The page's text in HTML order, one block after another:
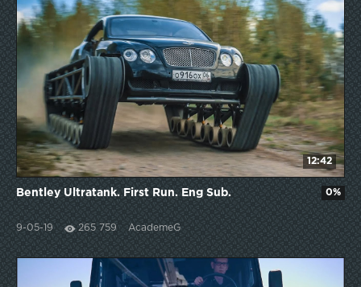
12:42
Bentley Ultratank. First Run. Eng Sub.
9-05-19 265 759 AcademeG
0%